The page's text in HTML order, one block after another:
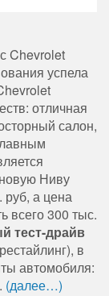
Chevrolet
успела
отличная
салон,
Ниву
руб, а цена
всего 300 тыс.
тест-драйв
в
автомобиля:
(далее…)